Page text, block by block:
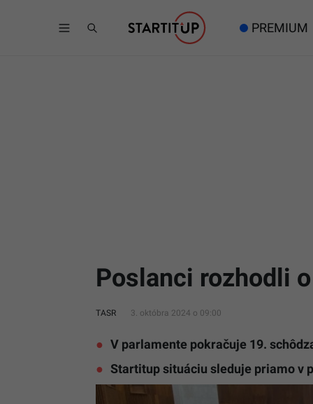
PREMIUM
Poslanci rozhodli
TASR 3. októbra 2024 o 09:00
V parlamente pokračuje 19.
Startitup situáciu sleduje priamo v